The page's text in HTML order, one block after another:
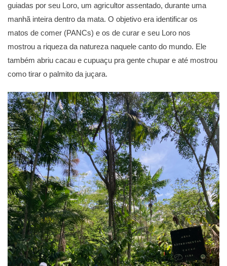
guiadas por seu Loro, um agricultor assentado, durante uma
manhã inteira dentro da mata. O objetivo era identificar os
matos de comer (PANCs) e os de curar e seu Loro nos
mostrou a riqueza da natureza naquele canto do mundo. Ele
também abriu cacau e cupuaçu pra gente chupar e até mostrou
como tirar o palmito da juçara.